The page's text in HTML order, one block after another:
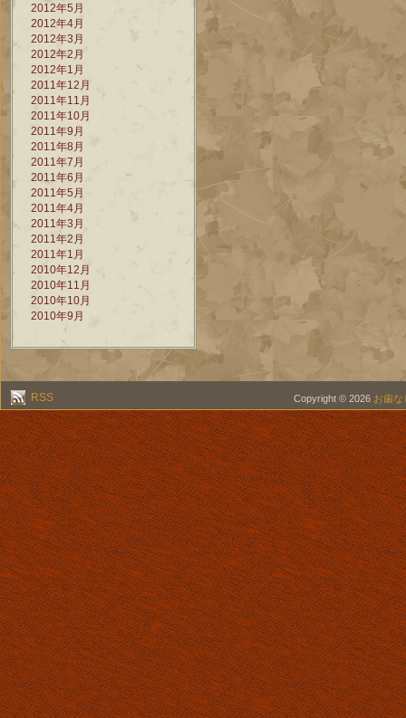
2012年5月
2012年4月
2012年3月
2012年2月
2012年1月
2011年12月
2011年11月
2011年10月
2011年9月
2011年8月
2011年7月
2011年6月
2011年5月
2011年4月
2011年3月
2011年2月
2011年1月
2010年12月
2010年11月
2010年10月
2010年9月
Copyright © 2026 お歯
RSS